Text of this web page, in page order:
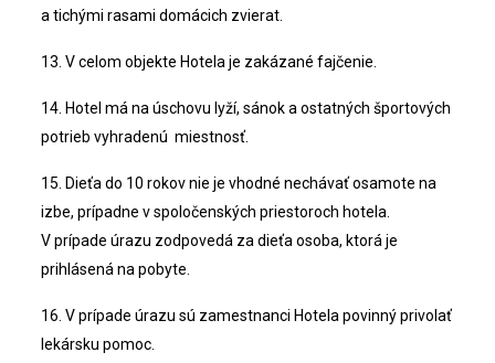
a tichými rasami domácich zvierat.
13. V celom objekte Hotela je zakázané fajčenie.
14. Hotel má na úschovu lyží, sánok a ostatných športových
potrieb vyhradenú miestnosť.
15. Dieťa do 10 rokov nie je vhodné nechávať osamote na
izbe, prípadne v spoločenských priestoroch hotela.
V prípade úrazu zodpovedá za dieťa osoba, ktorá je
prihlásená na pobyte.
16. V prípade úrazu sú zamestnanci Hotela povinný privolať
lekársku pomoc.